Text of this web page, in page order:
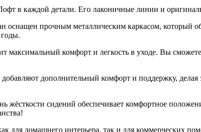
в каждой детали. Его лаконичные линии и
прочным металлическим каркасом, который
максимальный комфорт и легкость в уходе. Вы
дополнительный комфорт и поддержку,
жёсткости сидений обеспечивает комфортное
для домашнего интерьера, так и для коммерческих